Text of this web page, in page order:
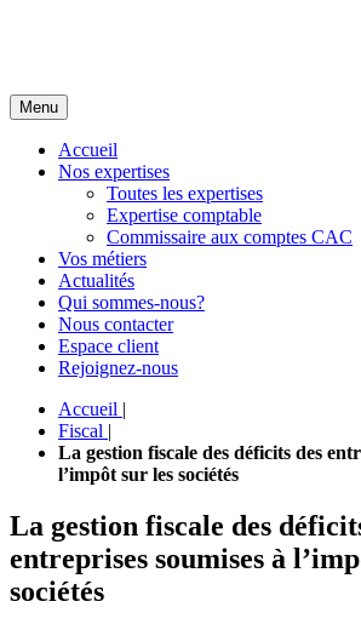
Menu
Accueil
Nos expertises
Toutes les expertises
Expertise comptable
Commissaire aux comptes CAC
Vos métiers
Actualités
Qui sommes-nous?
Nous contacter
Espace client
Rejoignez-nous
Accueil |
Fiscal |
La gestion fiscale des déficits des
l’impôt sur les sociétés
La gestion fiscale des
entreprises soumises à
sociétés